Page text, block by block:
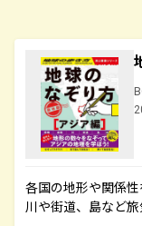
各国の地形や関係性
川や街道、島など